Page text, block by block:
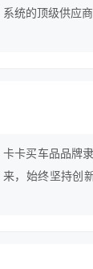
系统的顶级供应商
卡卡买车品品牌
来，始终坚持创